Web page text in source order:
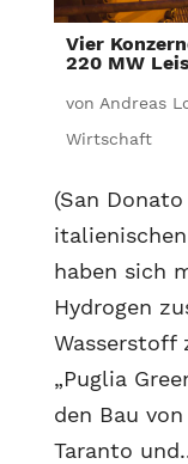
Vier
220 MW
von Andreas
Wirtschaft
(San
haben sich
Hydrogen
Wasserstoff
„Puglia
den Bau
Taranto